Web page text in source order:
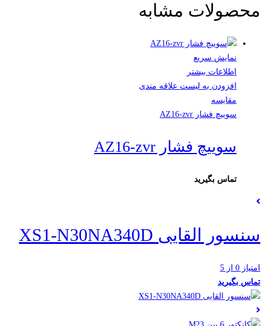
محصولات مشابه
نمایش سریع
اطلاعات بیشتر
افزودن به لیست علاقه مندی
مقایسه
سوییچ فشار AZ16-zvr
سوییچ فشار AZ16-zvr
تماس بگیرید
سنسور القایی XS1-N30NA340D
امتیاز 0 از 5
تماس بگیرید